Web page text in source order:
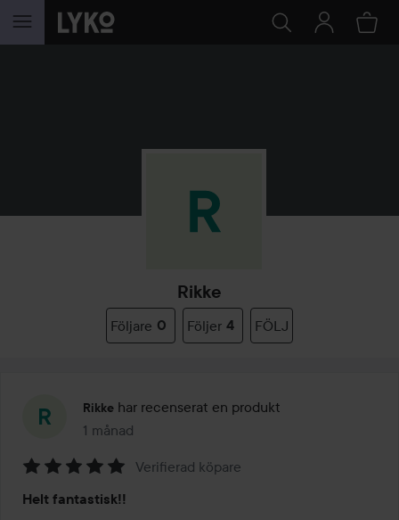
HOPPA TILL INNEHÅLLET
Rikke
Följare 0 Följer 4 FÖLJ
Rikke har recenserat en produkt
1 månad
Inlägget skapades 1 månad
5
Verifierad köpare
Helt fantastisk!!